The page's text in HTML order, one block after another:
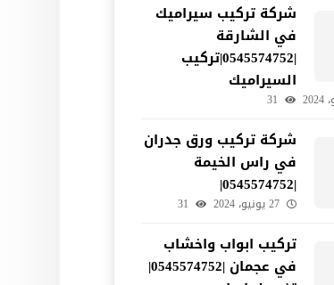
شركة تركيب سيراميك
في الشارقة
|0545574752|تركيب
السيراميك
31
شركة تركيب ورق جدران
في راس الخيمة
|0545574752|
27 يونيو، 2024 31
تركيب ابواب واخشاب
في عجمان |0545574752|